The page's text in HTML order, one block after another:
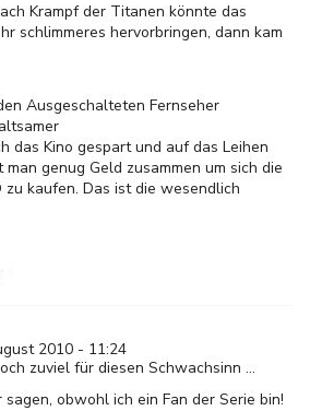
Krampf der Titanen könnte das
schlimmeres hervorbringen, dann kam
Ausgeschalteten Fernseher
das Kino gespart und auf das Leihen
genug Geld zusammen um sich die
kaufen. Das ist die wesendlich
2010 - 11:24
zuviel für diesen Schwachsinn ...
obwohl ich ein Fan der Serie bin!